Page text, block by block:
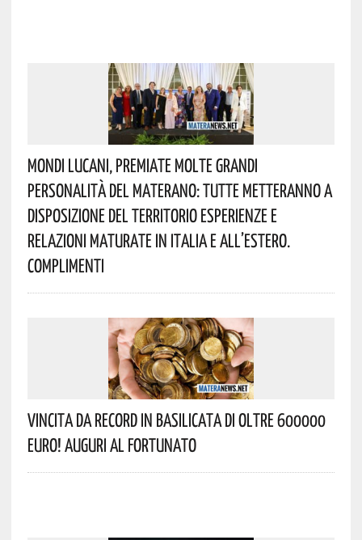
Mondi Lucani, Premiate Molte Grandi
Personalità Del Materano: Tutte Metteranno A
Disposizione Del Territorio Esperienze E
Relazioni Maturate In Italia E All’estero.
Complimenti
Vincita Da Record In Basilicata Di Oltre 600000
Euro! Auguri Al Fortunato